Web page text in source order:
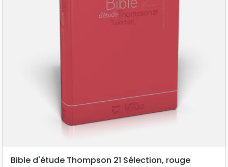
Bible d'étude Thompson 21 Sélection, rouge